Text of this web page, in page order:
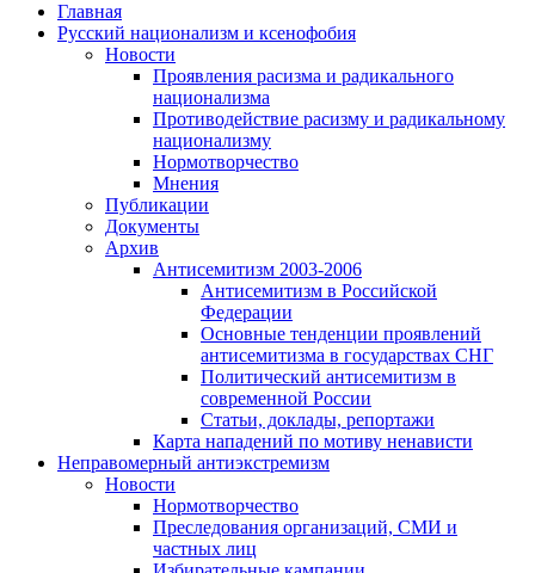
Главная
Русский национализм и ксенофобия
Новости
Проявления расизма и радикального
национализма
Противодействие расизму и радикальному
национализму
Нормотворчество
Мнения
Публикации
Документы
Архив
Антисемитизм 2003-2006
Антисемитизм в Российской
Федерации
Основные тенденции проявлений
антисемитизма в государствах СНГ
Политический антисемитизм в
современной России
Статьи, доклады, репортажи
Карта нападений по мотиву ненависти
Неправомерный антиэкстремизм
Новости
Нормотворчество
Преследования организаций, СМИ и
частных лиц